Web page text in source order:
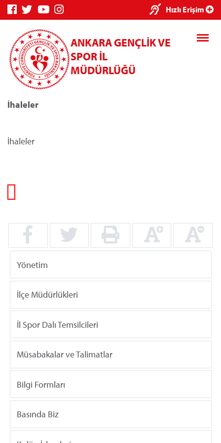
Hızlı Erişim
ANKARA GENÇLİK VE
SPOR İL
MÜDÜRLÜĞÜ
İhaleler
İhaleler
Yönetim
İlçe Müdürlükleri
İl Spor Dalı Temsilcileri
Müsabakalar ve Talimatlar
Bilgi Formları
Basında Biz
×
Genç Bilgi
Kredi/Yurt E-